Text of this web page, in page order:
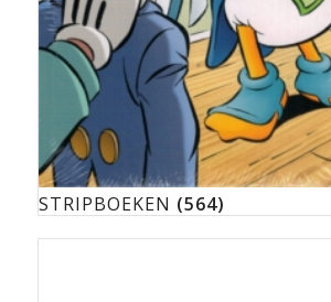
STRIPBOEKEN (564)